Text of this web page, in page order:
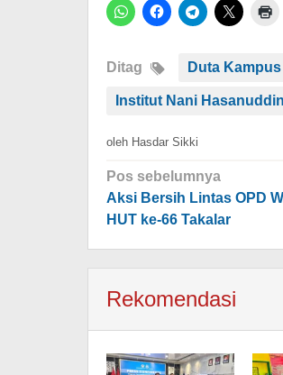
Ditag Duta Kampus
Institut Nani Hasanuddin
oleh Hasdar Sikki
Navigasi
pos
Pos sebelumnya
Aksi Bersih Lintas OPD
HUT ke-66 Takalar
Rekomendasi